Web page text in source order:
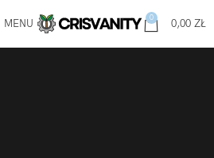
MENU 0 0,00 ZŁ